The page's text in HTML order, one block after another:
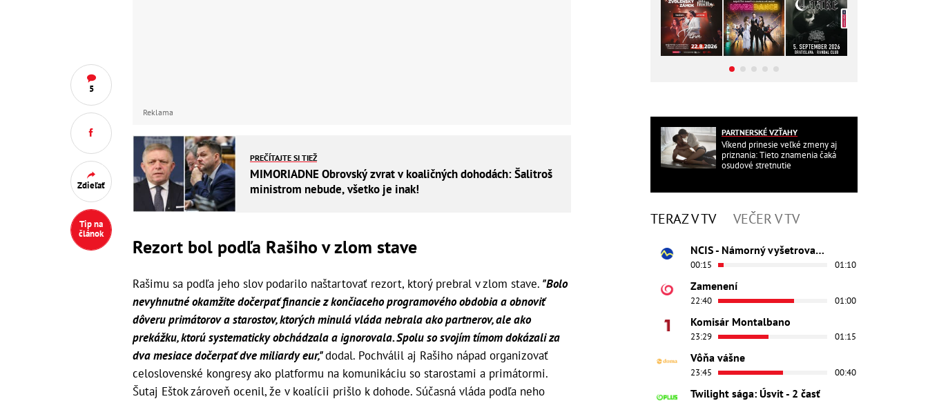
5
Zdieľať
Tip na
článok
Reklama
PREČÍTAJTE SI TIEŽ
MIMORIADNE Obrovský zvrat v koaličných dohodách: Šalitroš
ministrom nebude, všetko je inak!
Rezort bol podľa Rašiho v zlom stave
Rašimu sa podľa jeho slov podarilo naštartovať rezort, ktorý prebral v zlom stave. "Bolo
nevyhnutné okamžite dočerpať financie z končiaceho programového obdobia a obnoviť
dôveru primátorov a starostov, ktorých minulá vláda nebrala ako partnerov, ale ako
prekážku, ktorú systematicky obchádzala a ignorovala. Spolu so svojím tímom dokázali za
dva mesiace dočerpať dve miliardy eur,"dodal. Pochválil aj Rašiho nápad organizovať
celoslovenské kongresy ako platformu na komunikáciu so starostami a primátormi.
Šutaj Eštok zároveň ocenil, že v koalícii prišlo k dohode. Súčasná vláda podľa neho
PARTNERSKÉ VZŤAHY
Víkend prinesie veľké zmeny aj
priznania: Tieto znamenia čaká
osudové stretnutie
TERAZ V TV VEČER V TV
NCIS - Námorný vyšetrovací úrad
00:15 01:10
Zamenení
22:40 01:00
Komisár Montalbano
23:29 01:15
Vôňa vášne
23:45 00:40
Twilight sága: Úsvit - 2 časť